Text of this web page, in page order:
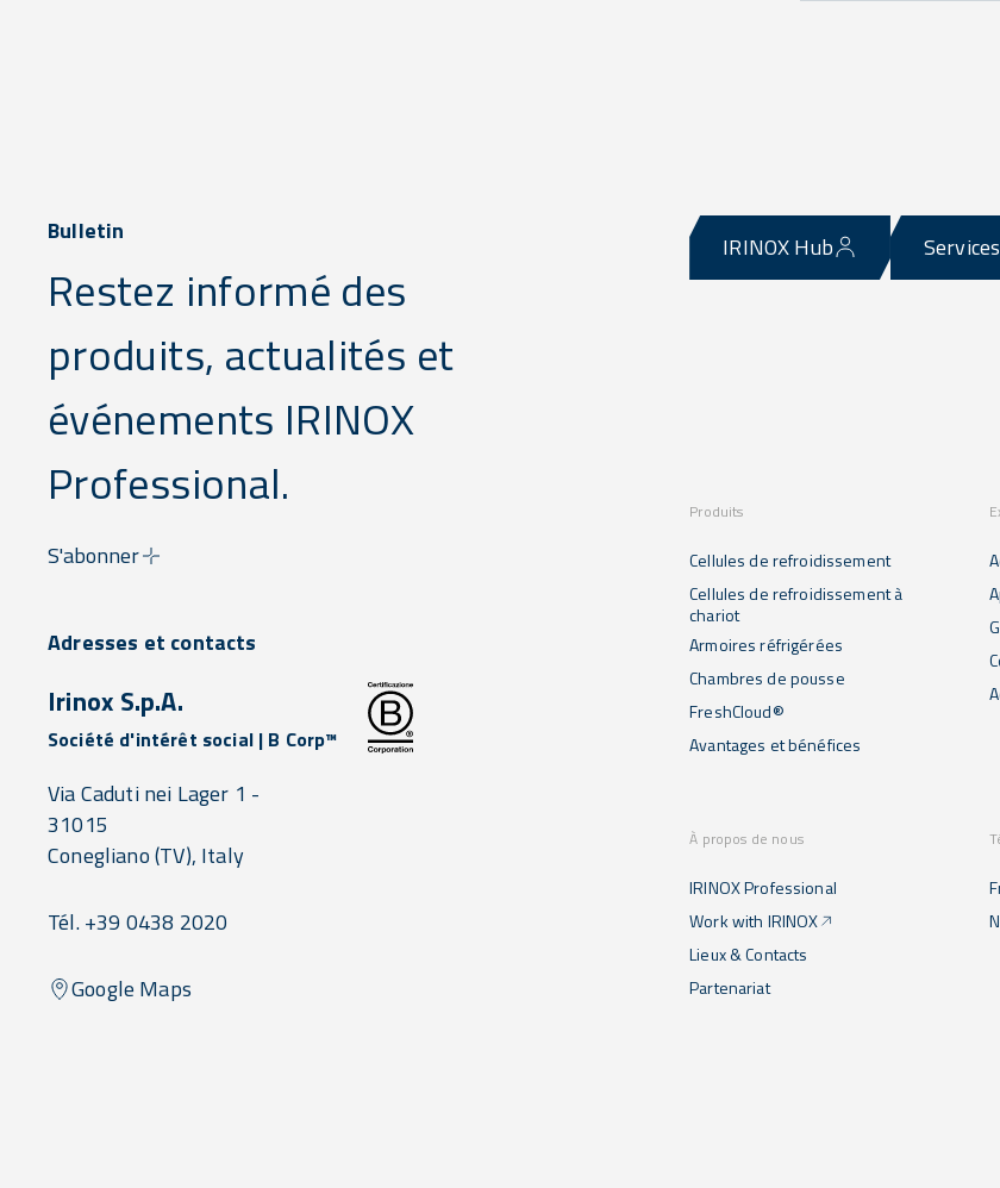
Bulletin
Restez informé des
produits, actualités et
événements IRINOX
Professional.
S'abonner
IRINOX Hub
Produits
Cellules de refroidissement
Cellules de refroidissement à
chariot
Armoires réfrigérées
Chambres de pousse
FreshCloud®
Avantages et bénéfices
À propos de nous
IRINOX Professional
Work with IRINOX
Lieux & Contacts
Partenariat
Adresses et contacts
Irinox S.p.A.
Société d'intérêt social | B Corp™
Via Caduti nei Lager 1 -
31015
Conegliano(TV), Italy
Tél. +39 0438 2020
Google Maps